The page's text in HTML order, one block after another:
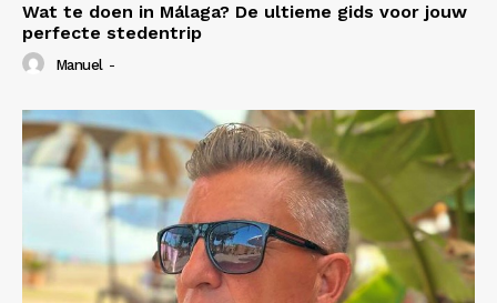
Wat te doen in Málaga? De ultieme gids voor jouw
perfecte stedentrip
Manuel -